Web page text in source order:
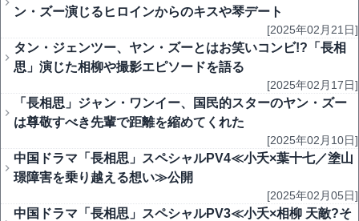
ン・ズー演じるヒロインからのキスや琴デート
[2025年02月21日]
タン・ジェンツー、ヤン・ズーとはお笑いコンビ!?「長相
思」演じた相柳や撮影エピソードを語る
[2025年02月17日]
「長相思」ジャン・ワンイー、国民的スターのヤン・ズー
は尊敬すべき先輩で距離を縮めてくれた
[2025年02月10日]
中国ドラマ「長相思」スペシャルPV4≪小夭×葉十七／塗山
璟障害を乗り越える想い≫公開
[2025年02月05日]
中国ドラマ「長相思」スペシャルPV3≪小夭×相柳 天敵?そ